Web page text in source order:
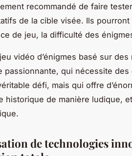
recommandé de faire
de la cible visée. Ils
de jeu, la difficulté des
vidéo d’énigmes basé sur
passionnante, qui nécessite
défi, mais qui offre
historique de manière ludique,
de technologies